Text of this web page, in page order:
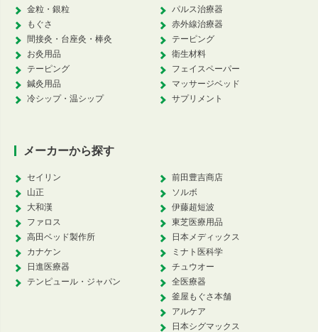
金粒・銀粒
もぐさ
間接灸・台座灸・棒灸
お灸用品
テーピング
鍼灸用品
冷シップ・温シップ
パルス治療器
赤外線治療器
テーピング
衛生材料
フェイスペーパー
マッサージベッド
サプリメント
メーカーから探す
セイリン
山正
大和漢
ファロス
高田ベッド製作所
カナケン
日進医療器
テンピュール・ジャパン
前田豊吉商店
ソルボ
伊藤超短波
東芝医療用品
日本メディックス
ミナト医科学
チュウオー
全医療器
釜屋もぐさ本舗
アルケア
日本シグマックス